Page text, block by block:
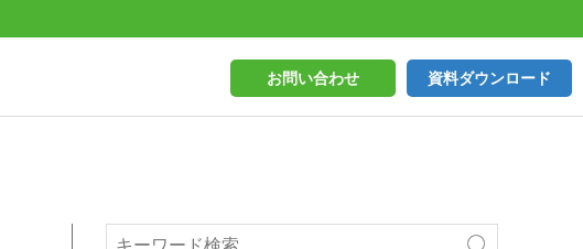
お問い合わせ 資料ダウンロード